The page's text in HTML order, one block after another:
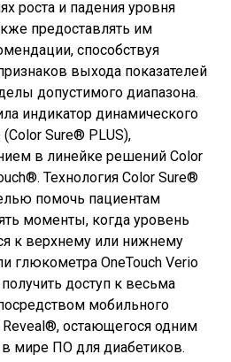
роста и падения уровня
предоставлять им
способствуя
выхода показателей
допустимого диапазона.
индикатор динамического
Sure® PLUS),
в линейке решений Color
Технология Color Sure®
помочь пациентам
моменты, когда уровень
к верхнему или нижнему
глюкометра OneTouch Verio
доступ к весьма
мобильного
Reveal®, остающегося одним
мире ПО для диабетиков.